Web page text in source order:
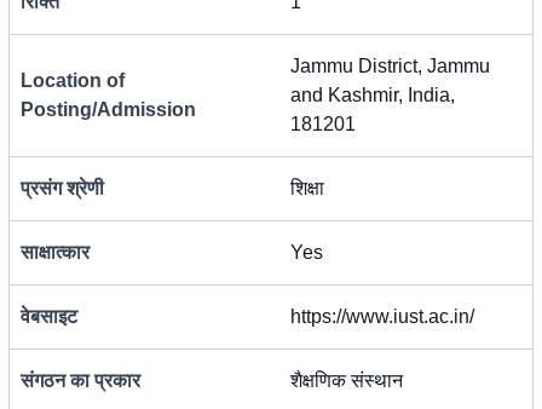
Location of
Posting/Admission
Jammu District, Jammu
and Kashmir, India,
181201
प्रसंग श्रेणी शिक्षा
साक्षात्कार Yes
वेबसाइट https://www.iust.ac.in/
संगठन का प्रकार शैक्षणिक संस्थान